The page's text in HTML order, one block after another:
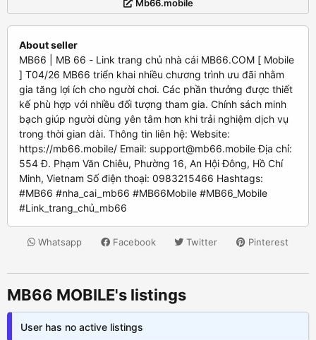
Mb66.mobile
About seller
MB66 | MB 66 - Link trang chủ nhà cái MB66.COM [ Mobile
] T04/26 MB66 triển khai nhiều chương trình ưu đãi nhằm
gia tăng lợi ích cho người chơi. Các phần thưởng được thiết
kế phù hợp với nhiều đối tượng tham gia. Chính sách minh
bạch giúp người dùng yên tâm hơn khi trải nghiệm dịch vụ
trong thời gian dài. Thông tin liên hệ: Website:
https://mb66.mobile/ Email: support@mb66.mobileĐịa chỉ:
554 Đ. Phạm Văn Chiêu, Phường 16, An Hội Đông, Hồ Chí
Minh, Vietnam Số điện thoại: 0983215466 Hashtags:
#MB66 #nha_cai_mb66 #MB66Mobile #MB66_Mobile
#Link_trang_chủ_mb66
Whatsapp Facebook Twitter Pinterest
MB66 MOBILE's listings
User has no active listings